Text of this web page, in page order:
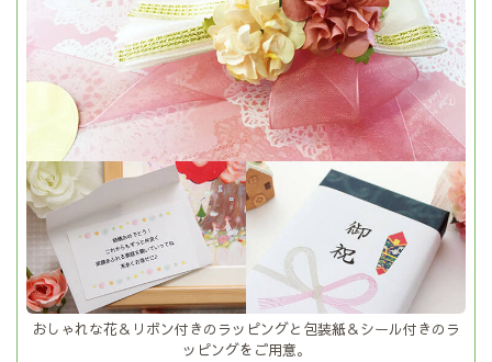
おしゃれな花＆リボン付きのラッピングと包装紙＆シール付きのラ
ッピングをご用意。